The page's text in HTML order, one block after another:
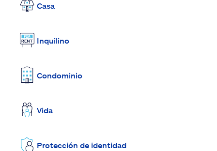
Casa
Inquilino
Condominio
Vida
Protección de identidad